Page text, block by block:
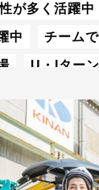
が多く活躍中
中 チーム
U・Iター
クアップ
日以上
月20時間以内